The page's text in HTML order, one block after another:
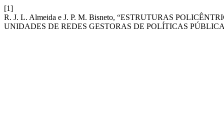
[1]
R. J. L. Almeida e J. P. M. Bisneto, “ESTRUTURAS
UNIDADES DE REDES GESTORAS DE POLÍTICAS